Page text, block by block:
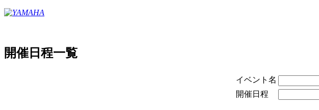
開催日程一覧
イベント名
開催日程